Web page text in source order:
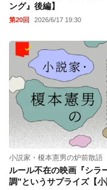
ング』後編】
第20回 2026/6/17 19:30
小説家・榎本憲男の炉前散語
ルール不在の映画『シラ
調”というサプライズ【